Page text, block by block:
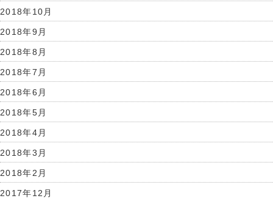
2018年10月
2018年9月
2018年8月
2018年7月
2018年6月
2018年5月
2018年4月
2018年3月
2018年2月
2017年12月